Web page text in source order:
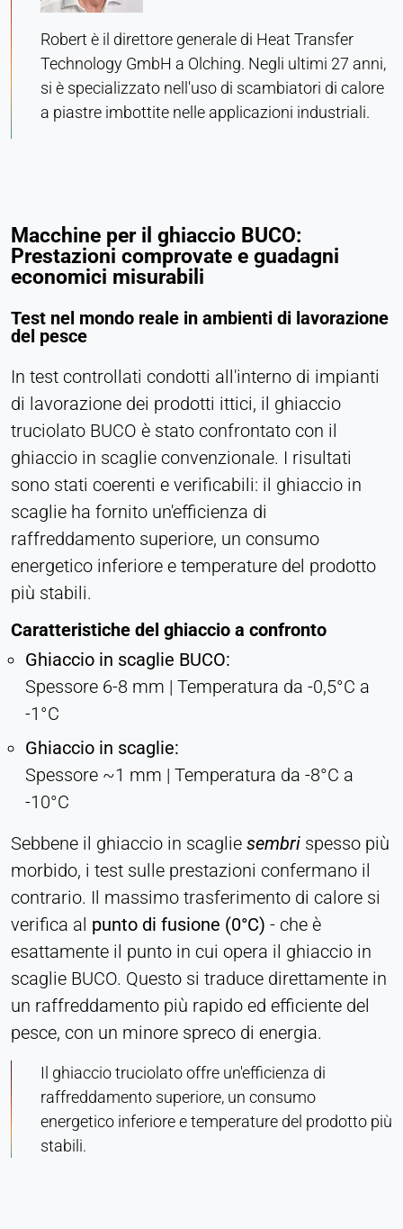
Robert è il direttore generale di Heat Transfer
Technology GmbH a Olching. Negli ultimi 27 anni,
si è specializzato nell'uso di scambiatori di calore
a piastre imbottite nelle applicazioni industriali.
Macchine per il ghiaccio BUCO:
Prestazioni comprovate e guadagni
economici misurabili
Test nel mondo reale in ambienti di lavorazione
del pesce
In test controllati condotti all'interno di impianti
di lavorazione dei prodotti ittici, il ghiaccio
truciolato BUCO è stato confrontato con il
ghiaccio in scaglie convenzionale. I risultati
sono stati coerenti e verificabili: il ghiaccio in
scaglie ha fornito un'efficienza di
raffreddamento superiore, un consumo
energetico inferiore e temperature del prodotto
più stabili.
Caratteristiche del ghiaccio a confronto
Ghiaccio in scaglie BUCO:
Spessore 6-8 mm | Temperatura da -0,5°C a
-1°C
Ghiaccio in scaglie:
Spessore ~1 mm | Temperatura da -8°C a
-10°C
Sebbene il ghiaccio in scaglie sembri spesso più
morbido, i test sulle prestazioni confermano il
contrario. Il massimo trasferimento di calore si
verifica al punto di fusione (0°C) - che è
esattamente il punto in cui opera il ghiaccio in
scaglie BUCO. Questo si traduce direttamente in
un raffreddamento più rapido ed efficiente del
pesce, con un minore spreco di energia.
Il ghiaccio truciolato offre un'efficienza di
raffreddamento superiore, un consumo
energetico inferiore e temperature del prodotto più
stabili.
Heat Transfer Technology
Purpose:
Statistica
Cookie duration:
Sessione
identificare i visitatori legati all'attività
commerciale.
Name:
Società LinkedIn
Monitoraggio delle conversioni
1 giorno - 1 anno
Leadinfo
_li_id.#, _li_id.#.expires, _li_ses.#,
snowplowOutQueue_#_post2,
snowplowOutQueue_#_post2.expires
Purpose:
Identificazione dell'azienda (B2B)
Persistente
Hotjar
Name:
hjSession#, hjSessionUser#,
_hjAbsoluteSessionInProgress
Provider:
Analisi del comportamento degli utenti
Sessione - 1 anno